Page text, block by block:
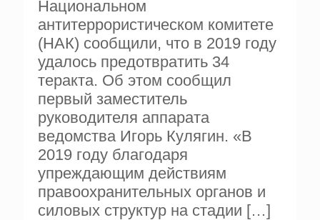
Национальном
антитеррористическом комитете
(НАК) сообщили, что в 2019 году
удалось предотвратить 34
теракта. Об этом сообщил
первый заместитель
руководителя аппарата
ведомства Игорь Кулягин. «В
2019 году благодаря
упреждающим действиям
правоохранительных органов и
силовых структур на стадии […]